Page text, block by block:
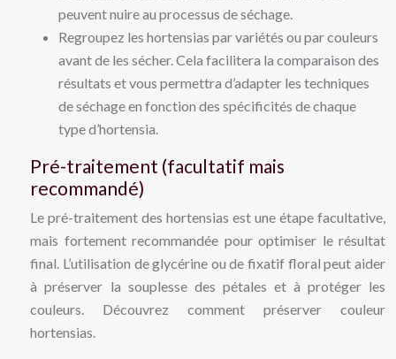
peuvent nuire au processus de séchage.
Regroupez les hortensias par variétés ou par couleurs
avant de les sécher. Cela facilitera la comparaison des
résultats et vous permettra d’adapter les techniques
de séchage en fonction des spécificités de chaque
type d’hortensia.
Pré-traitement (facultatif mais
recommandé)
Le pré-traitement des hortensias est une étape facultative,
mais fortement recommandée pour optimiser le résultat
final. L’utilisation de glycérine ou de fixatif floral peut aider
à préserver la souplesse des pétales et à protéger les
couleurs. Découvrez comment préserver couleur
hortensias.